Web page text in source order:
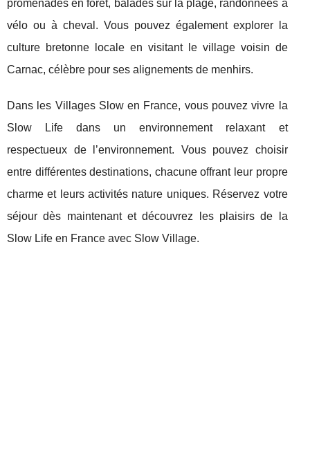
promenades en forêt, balades sur la plage, randonnées à
vélo ou à cheval. Vous pouvez également explorer la
culture bretonne locale en visitant le village voisin de
Carnac, célèbre pour ses alignements de menhirs.
Dans les Villages Slow en France, vous pouvez vivre la
Slow Life dans un environnement relaxant et
respectueux de l’environnement. Vous pouvez choisir
entre différentes destinations, chacune offrant leur propre
charme et leurs activités nature uniques. Réservez votre
séjour dès maintenant et découvrez les plaisirs de la
Slow Life en France avec Slow Village.